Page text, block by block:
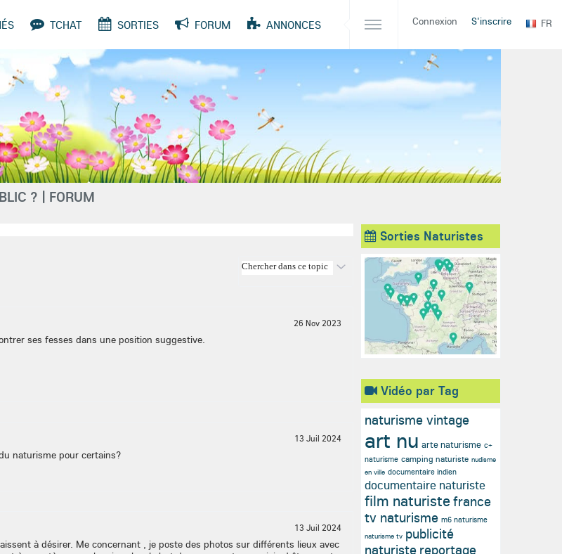
Connexion S'inscrire FR
TCHAT SORTIES FORUM ANNONCES
? | FORUM
26 Nov 2023
ses fesses dans une position suggestive.
13 Juil 2024
naturisme pour certains?
13 Juil 2024
à désirer. Me concernant , je poste des photos sur différents lieux avec
Sorties Naturistes
Vidéo par Tag
naturisme vintage
art nu arte naturisme c+
naturisme camping naturiste nudisme
en ville documentaire indien
documentaire naturiste
film naturistefrance
tv naturisme m6 naturisme
naturisme tv publicité
naturiste reportage